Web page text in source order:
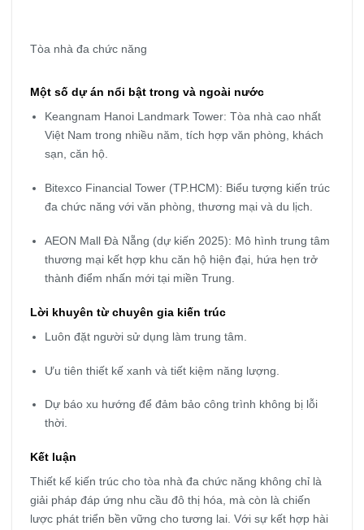
Tòa nhà đa chức năng
Một số dự án nổi bật trong và ngoài nước
Keangnam Hanoi Landmark Tower: Tòa nhà cao nhất
Việt Nam trong nhiều năm, tích hợp văn phòng, khách
sạn, căn hộ.
Bitexco Financial Tower (TP.HCM): Biểu tượng kiến trúc
đa chức năng với văn phòng, thương mại và du lịch.
AEON Mall Đà Nẵng (dự kiến 2025): Mô hình trung tâm
thương mại kết hợp khu căn hộ hiện đại, hứa hẹn trở
thành điểm nhấn mới tại miền Trung.
Lời khuyên từ chuyên gia kiến trúc
Luôn đặt người sử dụng làm trung tâm.
Ưu tiên thiết kế xanh và tiết kiệm năng lượng.
Dự báo xu hướng để đảm bảo công trình không bị lỗi
thời.
Kết luận
Thiết kế kiến trúc cho tòa nhà đa chức năng không chỉ là
giải pháp đáp ứng nhu cầu đô thị hóa, mà còn là chiến
lược phát triển bền vững cho tương lai. Với sự kết hợp hài